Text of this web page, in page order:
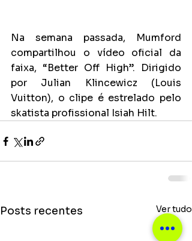
Na semana passada, Mumford
compartilhou o vídeo oficial da
faixa, “Better Off High”. Dirigido
por Julian Klincewicz (Louis
Vuitton), o clipe é estrelado pelo
skatista profissional Isiah Hilt.
Posts recentes Ver tudo